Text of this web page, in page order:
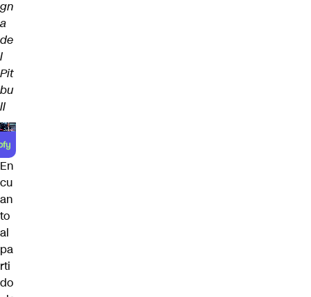
gn
a
de
l
Pit
bu
ll
En
cu
an
to
al
pa
rti
do